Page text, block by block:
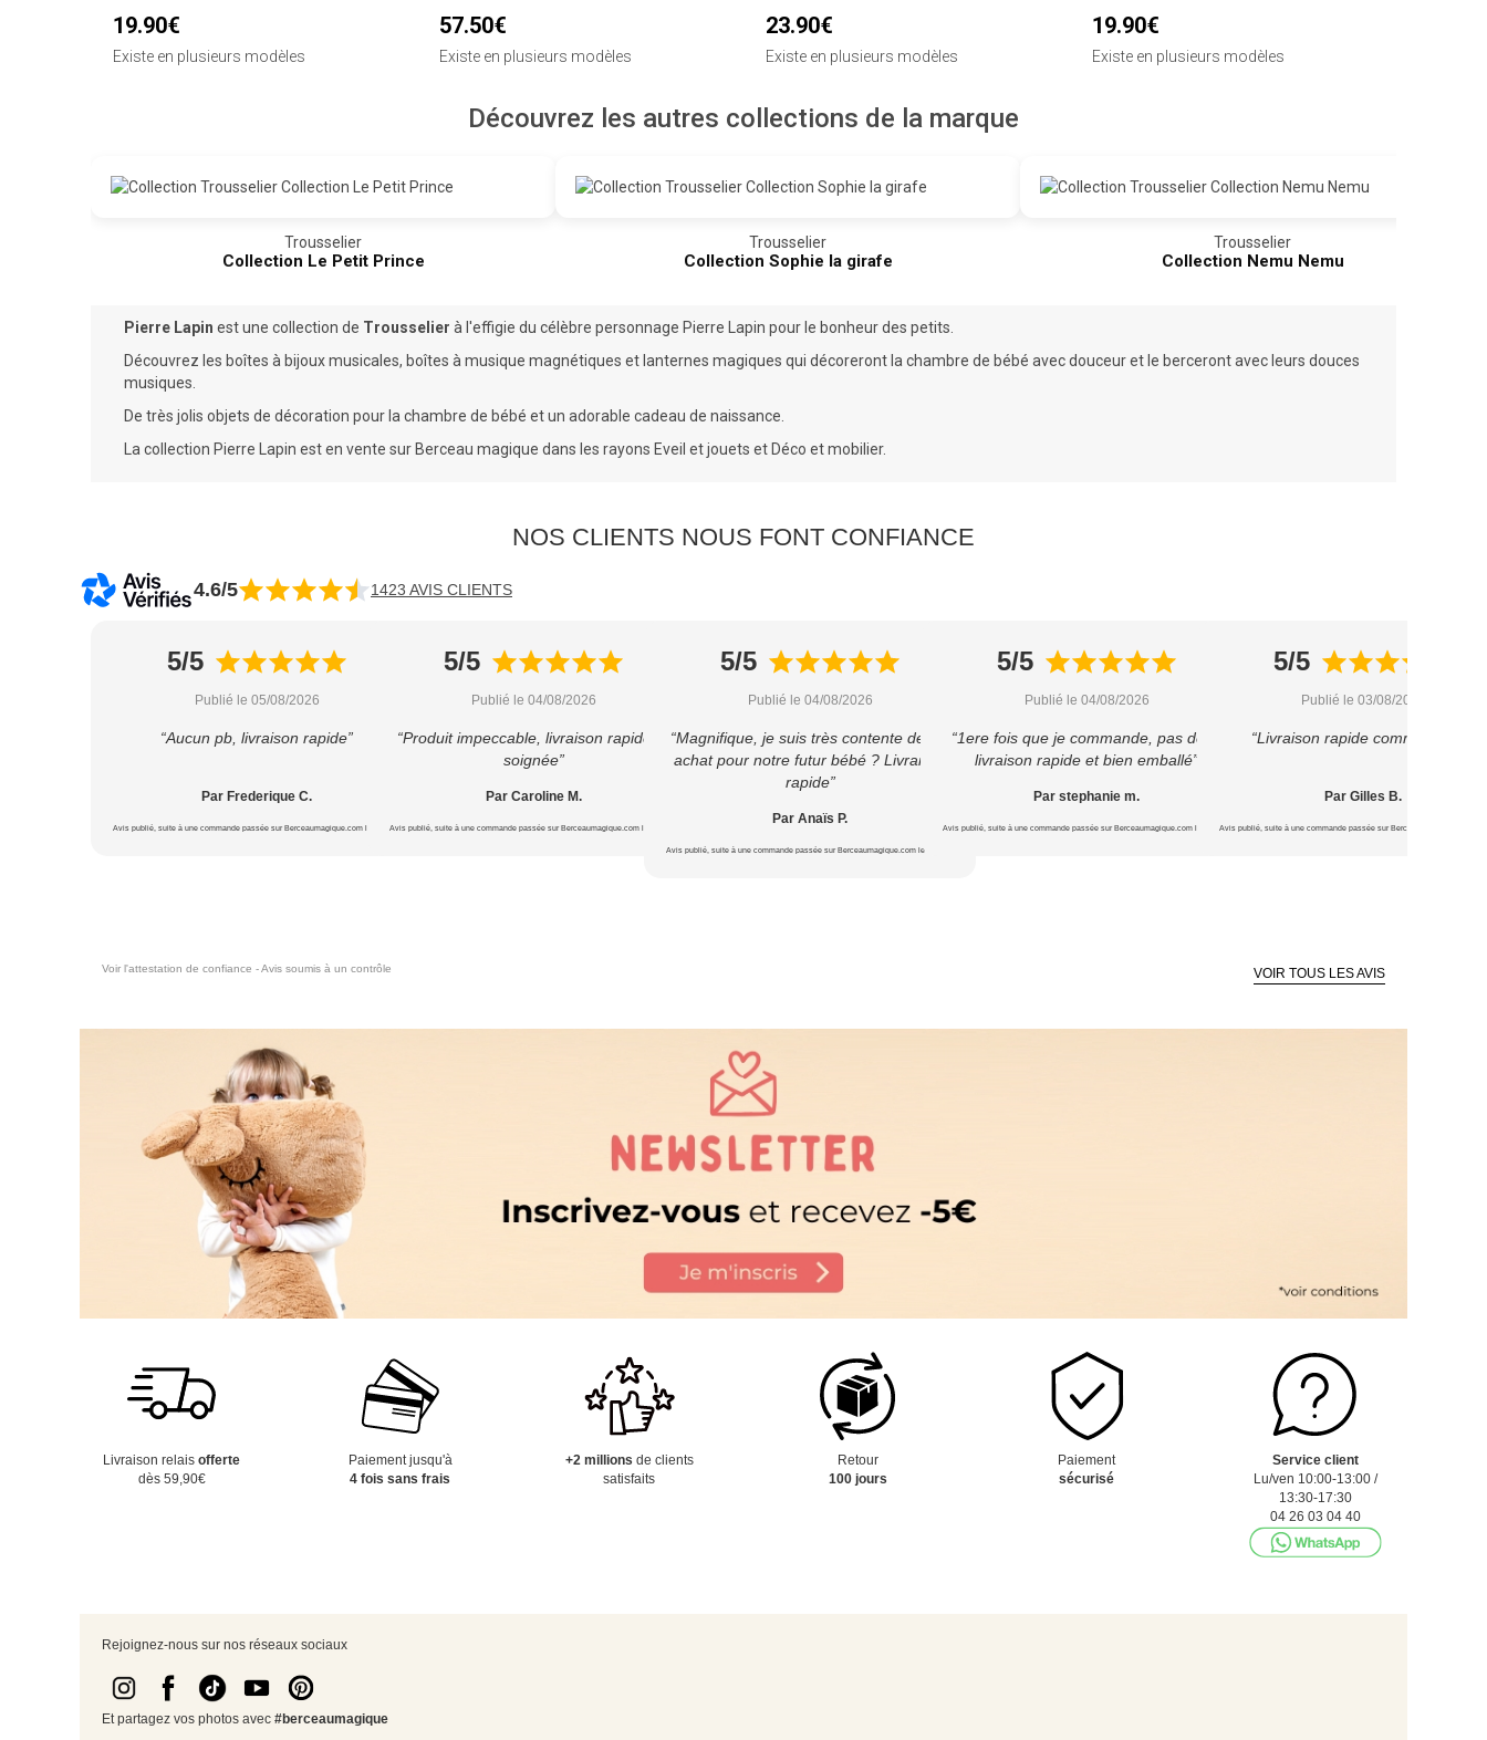
19.90€
Existe en plusieurs modèles
57.50€
Existe en plusieurs modèles
23.90€
Existe en plusieurs modèles
19.90€
Existe en plusieurs modèles
Découvrez les autres collections de la marque
Trousselier
Collection Le Petit Prince
Trousselier
Collection Sophie la girafe
Trousselier
Collection Nemu Nemu
Pierre Lapin est une collection de Trousselier à l'effigie du célèbre personnage Pierre Lapin pour le bonheur des petits.
Découvrez les boîtes à bijoux musicales, boîtes à musique magnétiques et lanternes magiques qui décoreront la chambre de bébé avec douceur et le berceront avec leurs douces
musiques.
De très jolis objets de décoration pour la chambre de bébé et un adorable cadeau de naissance
La collection Pierre Lapin est en vente sur Berceau magique dans les rayons Eveil et jouets et Déco et mobilier.
NOS CLIENTS NOUS FONT CONFIANCE
4.6/5 1423 AVIS CLIENTS
5/5
Publié le 05/08/2026
“Aucun pb, livraison rapide”
Par Frederique C.
Avis publié, suite à une commande passée sur Berceaumagique.com le 20/07/2026
5/5
Publié le 04/08/2026
“Produit impeccable, livraison rapide et
soignée”
Par Caroline M.
Avis publié, suite à une commande passée sur Berceaumagique.com le 22/07/2026
5/5
Publié le 04/08/2026
“Magnifique, je suis très contente de cet
achat pour notre futur bébé ? Livraison
rapide”
Par Anaïs P.
Avis publié, suite à une commande passée sur Berceaumagique.com le 16/07/2026
5/5
Publié le 04/08/2026
“1ere fois que je commande, pas déçu
livraison rapide et bien emballé”
Par stephanie m.
Avis publié, suite à une commande passée sur Berceaumagique.com le 16/07/2026
5/5
Publié le 03/08/2026
“Livraison rapide comme prévu”
Par Gilles B.
Avis publié, suite à une commande passée sur Berceaumagique.com le
Voir l'attestation de confiance - Avis soumis à un contrôle VOIR TOUS LES AVIS
Livraison relaisofferte
dès 59,90€
Paiement jusqu'à
4 fois sans frais
+2 millions de clients
satisfaits
Retour
100 jours
Paiement
sécurisé
Service client
Lu/ven 10:00-13:00 /
13:30-17:30
04 26 03 04 40
Rejoignez-nous sur nos réseaux sociaux
Et partagez vos photos avec #berceaumagique